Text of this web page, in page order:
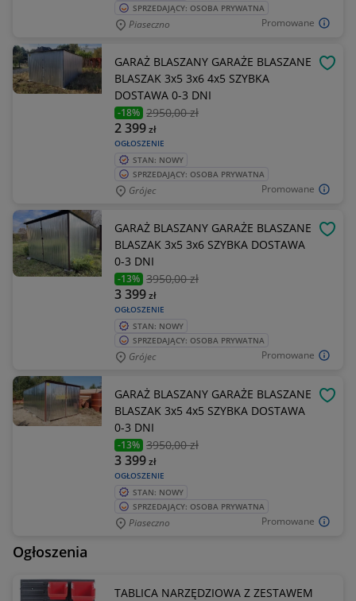
Promowane
SPRZEDAJĄCY: OSOBA PRYWATNA
Piaseczno
Promowane
GARAŻ BLASZANY GARAŻE BLASZANE
BLASZAK 3x5 3x6 4x5 SZYBKA
DOSTAWA 0-3 DNI
-18% 2950,00 zł
OGŁOSZENIE
2 399zł
STAN: NOWY
SPRZEDAJĄCY: OSOBA PRYWATNA
Grójec
Promowane
GARAŻ BLASZANY GARAŻE BLASZANE
BLASZAK 3x5 3x6 SZYBKA DOSTAWA
0-3 DNI
-13% 3950,00 zł
OGŁOSZENIE
3 399zł
STAN: NOWY
SPRZEDAJĄCY: OSOBA PRYWATNA
Grójec
Promowane
GARAŻ BLASZANY GARAŻE BLASZANE
BLASZAK 3x5 4x5 SZYBKA DOSTAWA
0-3 DNI
-13% 3950,00 zł
OGŁOSZENIE
3 399zł
STAN: NOWY
SPRZEDAJĄCY: OSOBA PRYWATNA
Piaseczno
Ogłoszenia
TABLICA NARZĘDZIOWA Z ZESTAWEM